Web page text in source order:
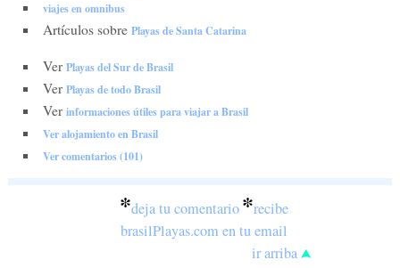
viajes en omnibus
Artículos sobre Playas de Santa Catarina
Ver Playas del Sur de Brasil
Ver Playas de todo Brasil
Ver informaciones útiles para viajar a Brasil
Ver alojamiento en Brasil
Ver comentarios (101)
*deja tu comentario*recibe
brasilPlayas.com en tu email
ir arriba